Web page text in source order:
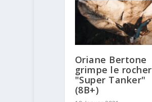
Oriane Bertone
grimpe le rocher
"Super Tanker"
(8B+)